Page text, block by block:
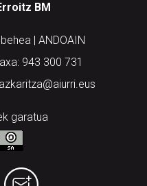
BM
| ANDOAIN
943 300 731
garatua